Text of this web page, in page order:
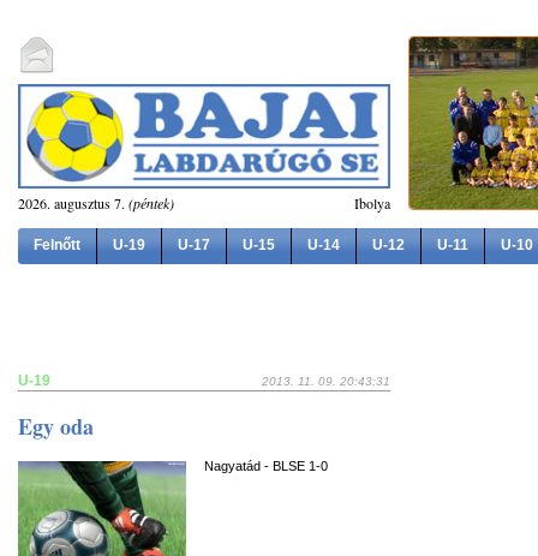
2026. augusztus 7. (péntek) Ibolya
Felnőtt U-19 U-17 U-15 U-14 U-12 U-11 U-10
U-19 2013. 11. 09. 20:43:31
Egy oda
Nagyatád - BLSE 1-0